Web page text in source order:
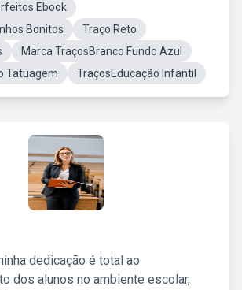
Ebook
Bonitos
Traço Reto
Marca TraçosBranco Fundo Azul
Tatuagem
TraçosEducação Infantil
dedicação é total ao
dos alunos no ambiente escolar,